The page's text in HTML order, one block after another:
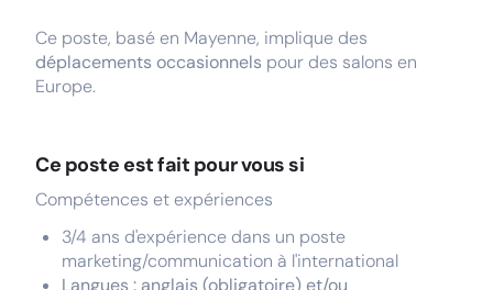
Ce poste, basé en Mayenne, implique des
déplacements occasionnels pour des salons en
Europe.
Ce poste est fait pour vous si
Compétences et expériences
3/4 ans d'expérience dans un poste
marketing/communication à l'international
Langues : anglais (obligatoire) et/ou